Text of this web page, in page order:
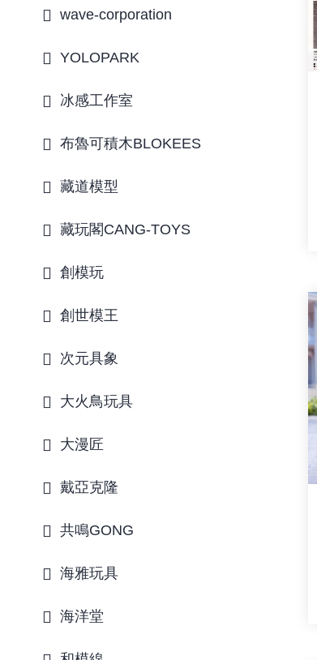
wave-corporation
YOLOPARK
冰感工作室
布魯可積木BLOKEES
藏道模型
藏玩閣CANG-TOYS
創模玩
創世模王
次元具象
大火鳥玩具
大漫匠
戴亞克隆
共鳴GONG
海雅玩具
海洋堂